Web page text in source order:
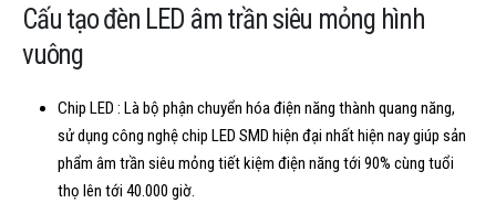
Cấu tạo đèn LED âm trần siêu mỏng hình
vuông
Chip LED : Là bộ phận chuyển hóa điện năng thành quang năng,
sử dụng công nghệ chip LED SMD hiện đại nhất hiện nay giúp sản
phẩm âm trần siêu mỏng tiết kiệm điện năng tới 90% cùng tuổi
thọ lên tới 40.000 giờ.